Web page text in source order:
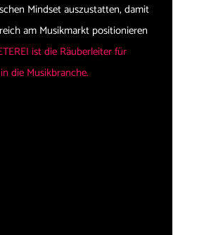
Mindset auszustatten, damit
am Musikmarkt positionieren
ist die Räuberleiter für
die Musikbranche.